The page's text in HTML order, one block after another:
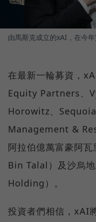
由馬斯克成立的xAI，在今年
在最新一輪募資，
Equity Partners、
Horowitz、
Management &
阿拉伯億萬富豪阿
Bin Talal）及沙烏
Holding）。
投資者們相信，xAI